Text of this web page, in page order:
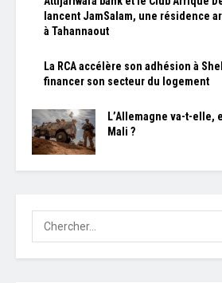
lancent JamSalam, une résidence
à Tahannaout
La RCA accélère son adhésion à
financer son secteur du logement
L’Allemagne va-t-
Mali ?